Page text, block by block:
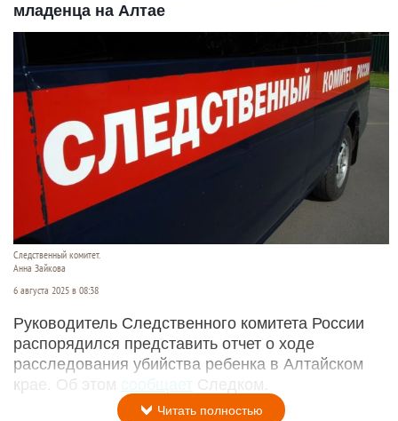
младенца на Алтае
Следственный комитет.
Анна Зайкова
6 августа 2025 в 08:38
Руководитель Следственного комитета России
распорядился представить отчет о ходе
расследования убийства ребенка в Алтайском
крае. Об этом
сообщает Следком.
Читать полностью